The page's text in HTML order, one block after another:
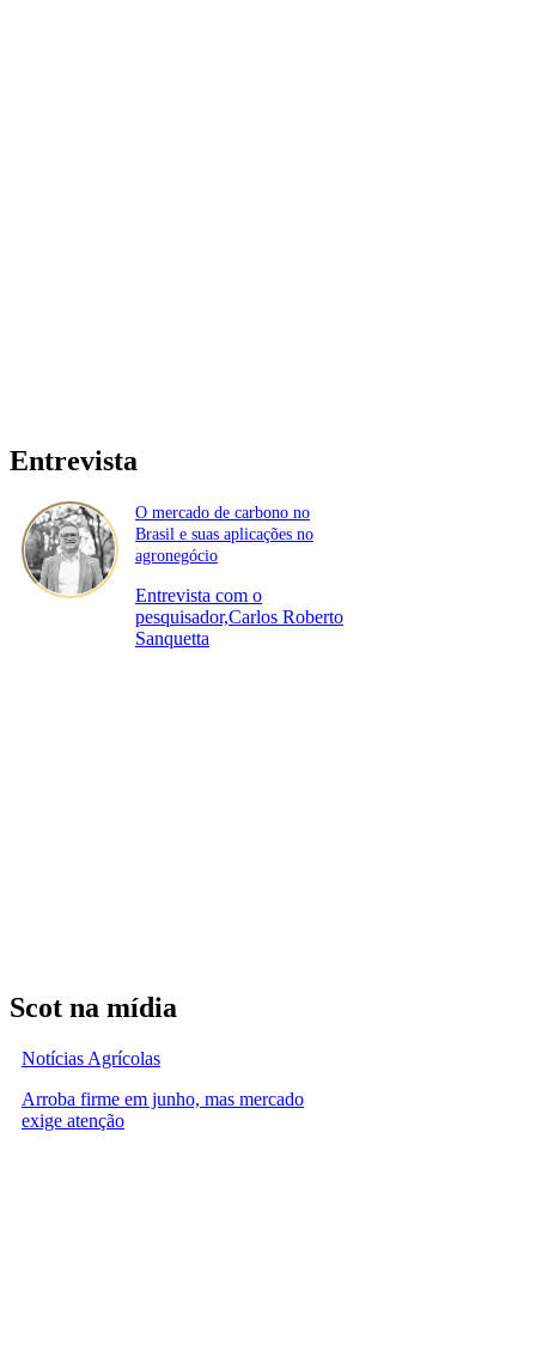
Entrevista
O mercado de carbono no
Brasil e suas aplicações no
agronegócio
Entrevista com o
pesquisador,Carlos Roberto
Sanquetta
Scot na mídia
Notícias Agrícolas
Arroba firme em junho, mas mercado
exige atenção